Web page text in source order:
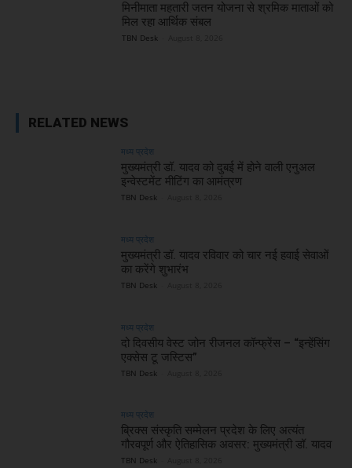
मिनीमाता महतारी जतन योजना से श्रमिक माताओं को
मिल रहा आर्थिक संबल
TBN Desk
RELATED NEWS
मध्य प्रदेश
मुख्यमंत्री डॉ. यादव को दुबई में होने वाली एनुअल
इन्वेस्टमेंट मीटिंग का आमंत्रण
TBN Desk
मध्य प्रदेश
मुख्यमंत्री डॉ. यादव रविवार को चार नई हवाई सेवाओं
का करेंगे शुभारंभ
TBN Desk
मध्य प्रदेश
दो दिवसीय वेस्ट जोन रीजनल कॉन्फ्रेंस – “इन्हेंसिंग
एक्सेस टू जस्टिस”
TBN Desk
मध्य प्रदेश
ब्रिक्स संस्कृति सम्मेलन प्रदेश के लिए अत्यंत
गौरवपूर्ण और ऐतिहासिक अवसर: मुख्यमंत्री डॉ. यादव
TBN Desk